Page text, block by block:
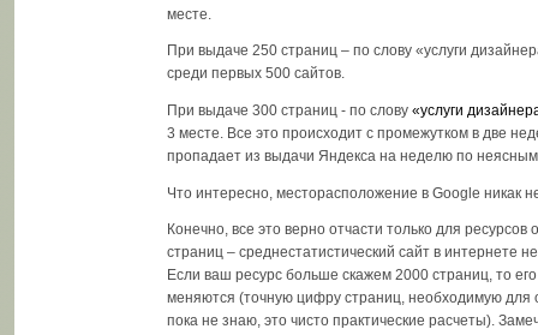
месте.
При выдаче 250 страниц – по слову «услуги
среди первых 500 сайтов.
При выдаче 300 страниц - по слову «услуги
3 месте. Все это происходит с промежутком в две
пропадает из выдачи Яндекса на неделю по
Что интересно, месторасположение в Google никак
Конечно, все это верно отчасти только для
страниц – среднестатистический сайт в интернете
Если ваш ресурс больше скажем 2000 страниц, то
меняются (точную цифру страниц, необходимую для
пока не знаю, это чисто практические расчеты).